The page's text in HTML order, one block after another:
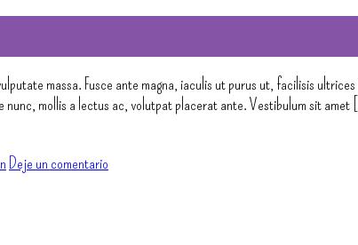
massa. Fusce ante magna, iaculis ut purus ut, facilisis
nunc, mollis a lectus ac, volutpat placerat ante. Vestibulum sit amet
Deje un comentario